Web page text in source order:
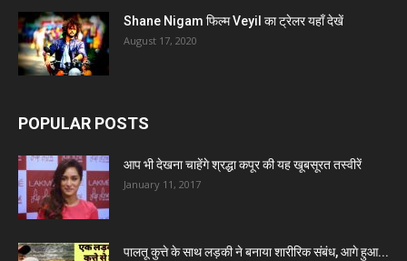
Shane Nigam फिल्म Veyil का ट्रेलर यहाँ देखें
August 17, 2020
POPULAR POSTS
आप भी देखना चाहेंगे श्रद्धा कपूर की यह खूबसूरत तस्वीरें
January 11, 2017
पालतू कुत्ते के साथ लड़की ने बनाया शारीरिक संबंध, आगे हुआ...